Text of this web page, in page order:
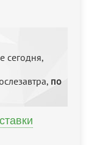
сегодня,
по